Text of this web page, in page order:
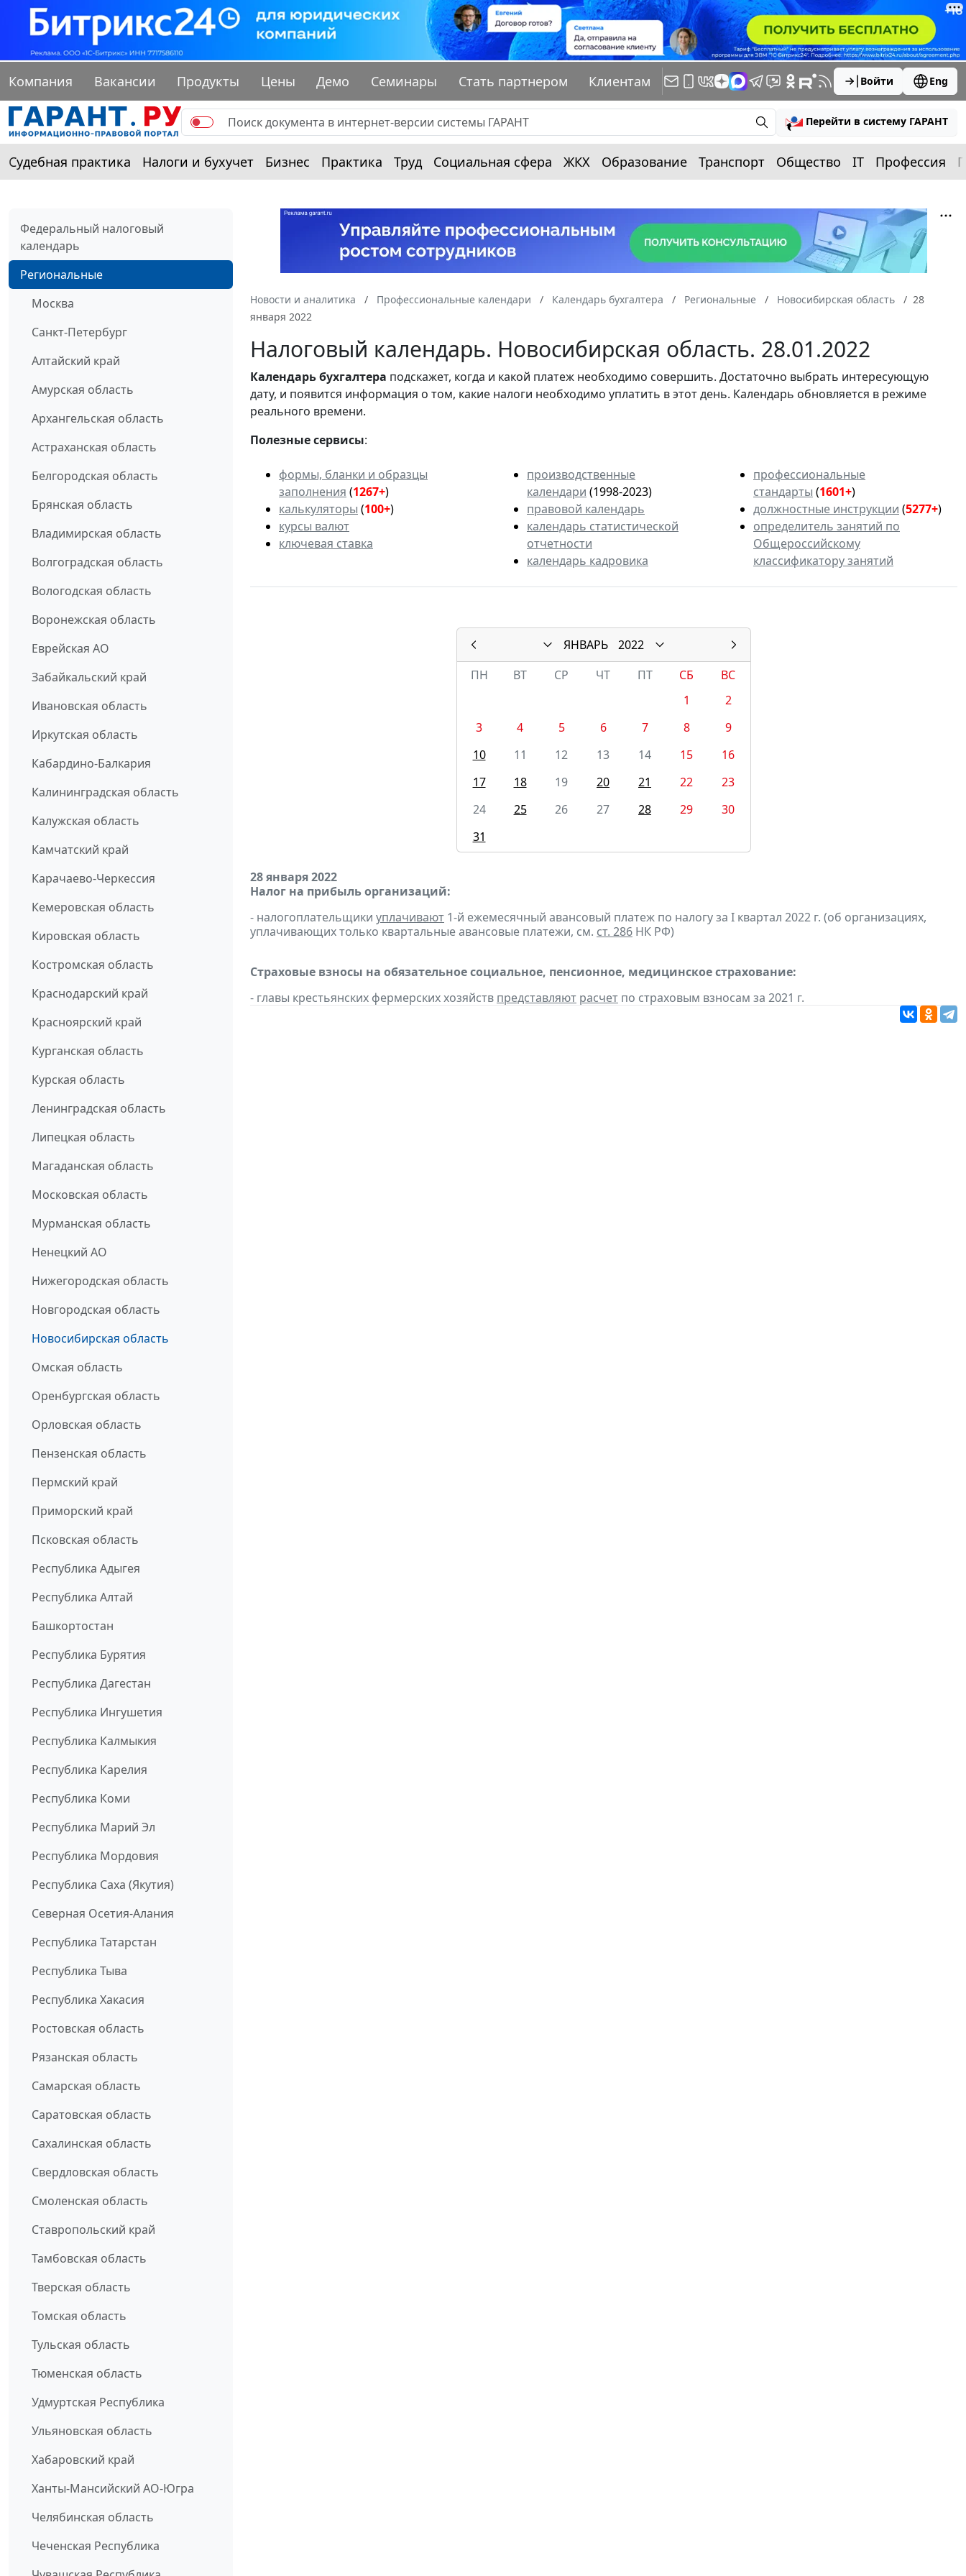
Компания Вакансии Продукты Цены Демо Семинары Стать партнером Клиентам Войти Eng
Перейти в систему ГАРАНТ
Судебная практика Налоги и бухучет Бизнес Практика Труд Социальная сфера ЖКХ Образование Транспорт Общество IT Профессия
Федеральный налоговый
календарь
Региональные
Москва
Санкт-Петербург
Алтайский край
Амурская область
Архангельская область
Астраханская область
Белгородская область
Брянская область
Владимирская область
Волгоградская область
Вологодская область
Воронежская область
Еврейская АО
Забайкальский край
Ивановская область
Иркутская область
Кабардино-Балкария
Калининградская область
Калужская область
Камчатский край
Карачаево-Черкессия
Кемеровская область
Кировская область
Костромская область
Краснодарский край
Красноярский край
Курганская область
Курская область
Ленинградская область
Липецкая область
Магаданская область
Московская область
Мурманская область
Ненецкий АО
Нижегородская область
Новгородская область
Новосибирская область
Омская область
Оренбургская область
Орловская область
Пензенская область
Пермский край
Приморский край
Псковская область
Республика Адыгея
Республика Алтай
Башкортостан
Республика Бурятия
Республика Дагестан
Республика Ингушетия
Республика Калмыкия
Республика Карелия
Республика Коми
Республика Марий Эл
Республика Мордовия
Республика Саха (Якутия)
Северная Осетия-Алания
Республика Татарстан
Республика Тыва
Республика Хакасия
Ростовская область
Рязанская область
Самарская область
Саратовская область
Сахалинская область
Свердловская область
Смоленская область
Ставропольский край
Тамбовская область
Тверская область
Томская область
Тульская область
Тюменская область
Удмуртская Республика
Ульяновская область
Хабаровский край
Ханты-Мансийский АО-Югра
Челябинская область
Чеченская Республика
Новости и аналитика Профессиональные календари Календарь бухгалтера Региональные Новосибирская область
28
января 2022
Налоговый календарь. Новосибирская область. 28.01.2022
Календарьбухгалтера подскажет, когда и какой платеж необходимо совершить. Достаточно выбрать интересующую
дату, и появится информация о том, какие налоги необходимо уплатить в этот день. Календарь обновляется в режиме
реального времени.
Полезные сервисы:
формы, бланки и образцы
заполнения (1267+)
калькуляторы (100+)
курсы валют
ключевая ставка
производственные
календари (1998-2023)
правовой календарь
календарь статистической
отчетности
календарь кадровика
профессиональные
стандарты (1601+)
должностные инструкции (5277+)
определитель занятий по
Общероссийскому
классификатору занятий
ЯНВАРЬ
2022
ПН
ВТ СР ЧТ ПТ СБ
ВС
1
2
3
4 5 6 7 8
9
10
11 12 13 14 15
16
17
18 19 20 21 22
23
24
25 26 27 28 29
30
31
28 января 2022
Налог на прибыль организаций:
- налогоплательщики уплачивают 1-й ежемесячный авансовый платеж по налогу за I квартал 2022 г. (об организациях,
уплачивающих только квартальные авансовые платежи, см. ст. 286 НК РФ)
Страховые взносы на обязательное социальное, пенсионное, медицинское страхование:
- главы крестьянских фермерских хозяйств представляют расчет по страховым взносам за 2021 г.